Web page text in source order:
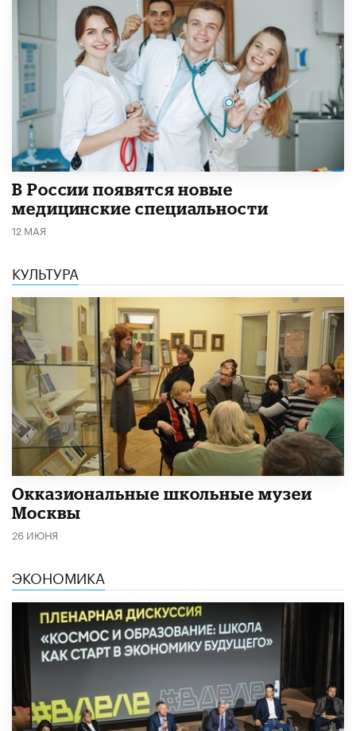
В России появятся новые
медицинские специальности
12 МАЯ
КУЛЬТУРА
​Окказиональные школьные музеи
Москвы
26 ИЮНЯ
ЭКОНОМИКА